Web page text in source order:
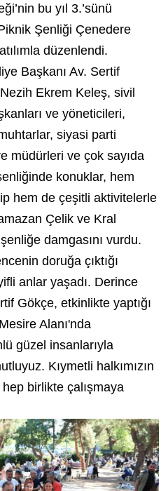
bu yıl 3.’sünü
Şenliği Çenedere
düzenlendi.
Başkanı Av. Sertif
Ekrem Keleş, sivil
ve yöneticileri,
siyasi parti
müdürleri ve çok sayıda
konuklar, hem
hem de çeşitli aktivitelerle
Çelik ve Kral
damgasını vurdu.
doruğa çıktığı
anlar yaşadı. Derince
Gökçe, etkinlikte yaptığı
Alanı'nda
güzel insanlarıyla
Kıymetli halkımızın
birlikte çalışmaya